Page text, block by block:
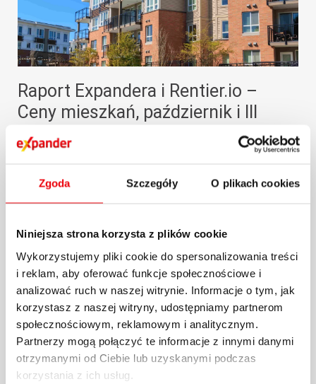
Zgoda Szczegóły O plikach cookies
Niniejsza strona korzysta z plików cookie
Wykorzystujemy pliki cookie do spersonalizowania treści
i reklam, aby oferować funkcje społecznościowe i
analizować ruch w naszej witrynie. Informacje o tym, jak
korzystasz z naszej witryny, udostępniamy partnerom
społecznościowym, reklamowym i analitycznym.
Partnerzy mogą połączyć te informacje z innymi danymi
otrzymanymi od Ciebie lub uzyskanymi podczas
korzystania z ich usług.
Raport Expandera i Rentier.io –
Ceny mieszkań, październik i III
kw. 2024 r.
czynienia z dość dziwną sytuacją. Z raportu
Expandera i...
29.10.2024 / KOMENTARZE I ANALIZY
więcej